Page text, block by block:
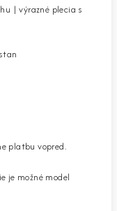
| výrazné plecia s
platbu vopred.
je možné model